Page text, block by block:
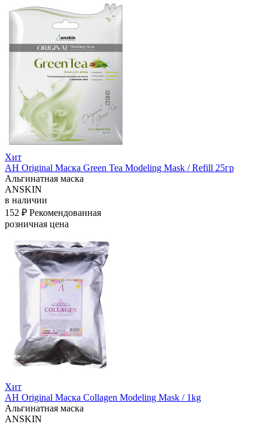
Хит
АН Original Маска Green Tea Modeling Mask / Refill 25гр
Альгинатная маска
ANSKIN
в наличии
152 ₽ Рекомендованная
розничная цена
Хит
АН Original Маска Collagen Modeling Mask / 1kg
Альгинатная маска
ANSKIN